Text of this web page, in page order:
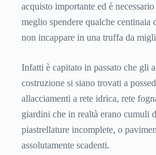
acquisto importante ed è
meglio spendere qualche centinaia
non incappare in una truffa da
Infatti è capitato in passato che gli
costruzione si siano trovati a
allacciamenti a rete idrica, rete
giardini che in realtà erano cumuli
piastrellature incomplete, o
assolutamente scadenti.